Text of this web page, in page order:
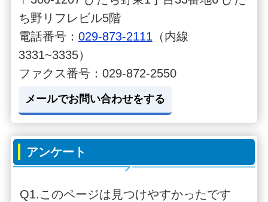
ち野リフレビル5階
電話番号： 029-873-2111（内線
3331~3335）
ファクス番号：029-872-2550
メールでお問い合わせをする
アンケート
Q1.このページは見つけやすかったです